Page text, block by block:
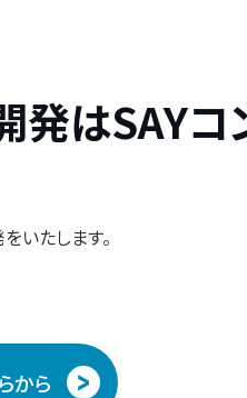
発はSAYコ
いたします。
から